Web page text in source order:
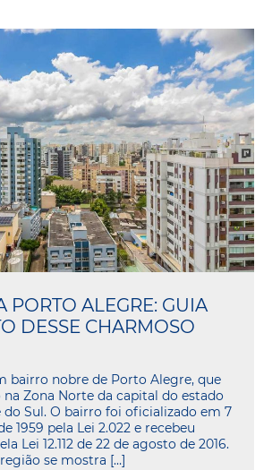
PORTO ALEGRE: GUIA
DESSE CHARMOSO
bairro nobre de Porto Alegre, que
Zona Norte da capital do estado
do Sul. O bairro foi oficializado em 7
1959 pela Lei 2.022 e recebeu
Lei 12.112 de 22 de agosto de 2016.
se mostra […]